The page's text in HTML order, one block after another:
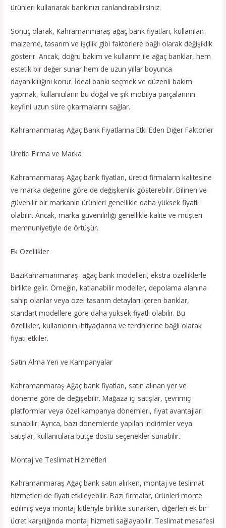
ürünleri kullanarak bankınızı canlandırabilirsiniz.
Sonuç olarak, Kahramanmaraş ağaç bank fiyatları, kullanılan
malzeme, tasarım ve işçilik gibi faktörlere bağlı olarak değişiklik
gösterir. Ancak, doğru bakım ve kullanım ile ağaç banklar, hem
estetik bir değer sunar hem de uzun yıllar boyunca
dayanıklılığını korur. İdeal bankı seçmek ve düzenli bakım
yapmak, kullanıcıların bu doğal ve şık mobilya parçalarının
keyfini uzun süre çıkarmalarını sağlar.
Kahramanmaraş Ağaç Bank Fiyatlarına Etki Eden Diğer Faktörler
Üretici Firma ve Marka
Kahramanmaraş Ağaç bank fiyatları, üretici firmaların kalitesine
ve marka değerine göre de değişkenlik gösterebilir. Bilinen ve
güvenilir bir markanın ürünleri genellikle daha yüksek fiyatlı
olabilir. Ancak, marka güvenilirliği genellikle kalite ve müşteri
memnuniyetiyle de örtüşür.
Ek Özellikler
BazıKahramanmaraş ağaç bank modelleri, ekstra özelliklerle
birlikte gelir. Örneğin, katlanabilir modeller, depolama alanına
sahip olanlar veya özel tasarım detayları içeren banklar,
standart modellere göre daha yüksek fiyatlı olabilir. Bu
özellikler, kullanıcının ihtiyaçlarına ve tercihlerine bağlı olarak
fiyatı etkiler.
Satın Alma Yeri ve Kampanyalar
Kahramanmaraş Ağaç bank fiyatları, satın alınan yer ve
döneme göre de değişebilir. Mağaza içi satışlar, çevrimiçi
platformlar veya özel kampanya dönemleri, fiyat avantajları
sunabilir. Ayrıca, bazı dönemlerde yapılan indirimler veya
satışlar, kullanıcılara bütçe dostu seçenekler sunabilir.
Montaj ve Teslimat Hizmetleri
Kahramanmaraş Ağaç bank satın alırken, montaj ve teslimat
hizmetleri de fiyatı etkileyebilir. Bazı firmalar, ürünleri monte
edilmiş veya montaj kitleriyle birlikte sunarken, diğerleri ek bir
ücret karşılığında montaj hizmeti sağlayabilir. Teslimat mesafesi